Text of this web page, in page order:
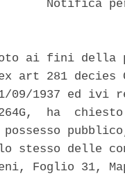
Notifica
ai fini della
art 281 decies
09/1937 ed ivi
ha
stesso delle
Foglio 31,